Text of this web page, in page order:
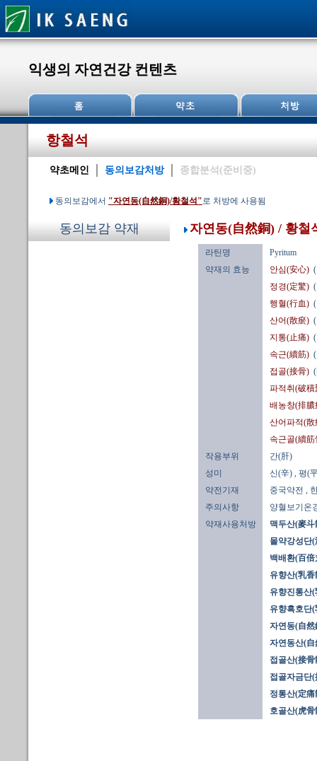
익생의 자연건강 컨텐츠
항철석
약초메인 동의보감처방 종합분석(준비중)
동의보감에서 "자연동(自然銅)/황철석"로 처방에 사용됨
동의보감 약재 자연동(自然銅) / 황철
라틴명
Pyritum
약재의 효능
안심(安心)
정경(定驚)
행혈(行血)
산어(散瘀)
지통(止痛)
속근(續筋)
접골(接骨)
파적취(破積
배농창(排膿
산어파적(散
속근골(續筋
작용부위
간(肝)
성미
신(辛)
, 평(
약전기재
중국약전
,
주의사항
양혈보기온
약재사용처방
맥두산(麥斗
몰약강성단
백배환(百倍
유향산(乳
유향진통산
유향흑호단
자연동(自然
자연동산(自
접골산(接骨
접골자금단
정통산(定
호골산(虎